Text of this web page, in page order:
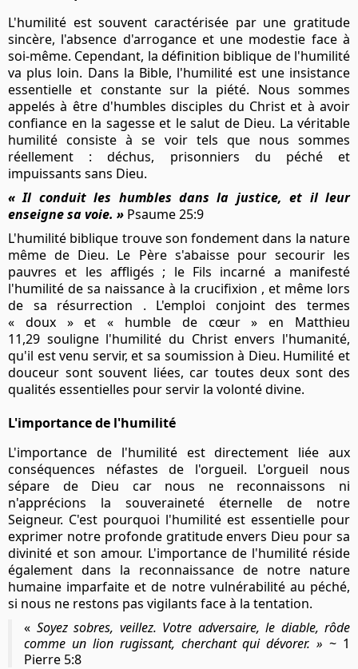
L'humilité est souvent caractérisée par une gratitude
sincère, l'absence d'arrogance et une modestie face à
soi-même. Cependant, la définition biblique de l'humilité
va plus loin. Dans la Bible, l'humilité est une insistance
essentielle et constante sur la piété. Nous sommes
appelés à être d'humbles disciples du Christ et à avoir
confiance en la sagesse et le salut de Dieu. La véritable
humilité consiste à se voir tels que nous sommes
réellement : déchus, prisonniers du péché et
impuissants sans Dieu.
« Il conduit les humbles dans la justice, et il leur
enseigne sa voie. » Psaume 25:9
L'humilité biblique trouve son fondement dans la nature
même de Dieu. Le Père s'abaisse pour secourir les
pauvres et les affligés ; le Fils incarné a manifesté
l'humilité de sa naissance à la crucifixion , et même lors
de sa résurrection . L'emploi conjoint des termes
« doux » et « humble de cœur » en Matthieu
11,29 souligne l'humilité du Christ envers l'humanité,
qu'il est venu servir, et sa soumission à Dieu. Humilité et
douceur sont souvent liées, car toutes deux sont des
qualités essentielles pour servir la volonté divine.
L'importance de l'humilité
L'importance de l'humilité est directement liée aux
conséquences néfastes de l'orgueil. L'orgueil nous
sépare de Dieu car nous ne reconnaissons ni
n'apprécions la souveraineté éternelle de notre
Seigneur. C'est pourquoi l'humilité est essentielle pour
exprimer notre profonde gratitude envers Dieu pour sa
divinité et son amour. L'importance de l'humilité réside
également dans la reconnaissance de notre nature
humaine imparfaite et de notre vulnérabilité au péché,
si nous ne restons pas vigilants face à la tentation.
« Soyez sobres, veillez. Votre adversaire, le diable, rôde
comme un lion rugissant, cherchant qui dévorer. » ~ 1
Pierre 5:8